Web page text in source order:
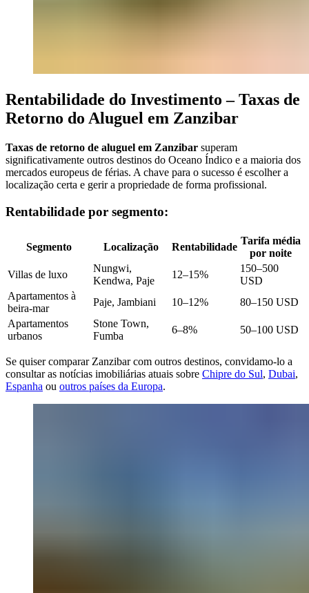
Rentabilidade do Investimento – Taxas de
Retorno do Aluguel em Zanzibar
Taxas de retorno de aluguel em Zanzibar superam
significativamente outros destinos do Oceano Índico e a maioria dos
mercados europeus de férias. A chave para o sucesso é escolher a
localização certa e gerir a propriedade de forma profissional.
Rentabilidade por segmento:
Segmento Localização Rentabilidade
Tarifa média
por noite
Villas de luxo
Nungwi,
Kendwa, Paje
12–15%
150–500
USD
Apartamentos à
beira-mar
Paje, Jambiani 10–12%
80–150 USD
Apartamentos
urbanos
Stone Town,
Fumba
6–8% 50–100 USD
Se quiser comparar Zanzibar com outros destinos, convidamo-lo a
consultar as notícias imobiliárias atuais sobre Chipre do Sul, Dubai,
Espanha ou outros países da Europa.